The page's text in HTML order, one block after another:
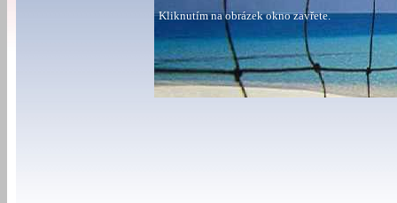
Kliknutím na obrázek okno zavřete.